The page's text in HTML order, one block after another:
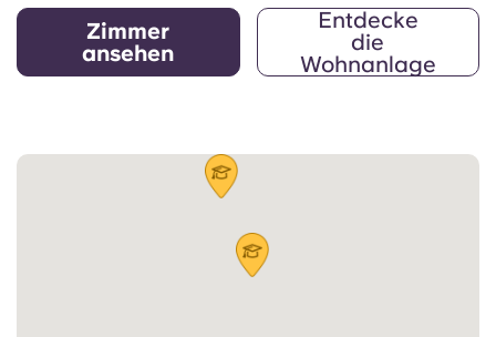
Zimmer
ansehen
Entdecke
die
Wohnanlage